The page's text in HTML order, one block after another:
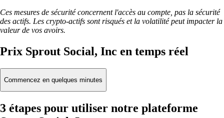
Ces mesures de sécurité concernent l'accès au compte, pas la sécurité
des actifs. Les crypto-actifs sont risqués et la volatilité peut impacter la
valeur de vos avoirs.
Prix Sprout Social, Inc en temps réel
Commencez en quelques minutes
3 étapes pour utiliser notre plateforme